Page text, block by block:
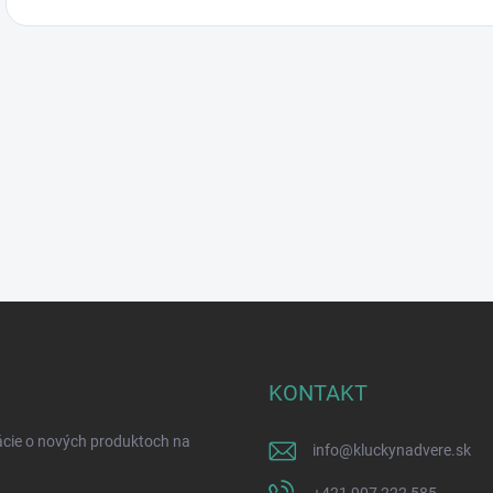
o nových produktoch na
KONTAKT
info@kluckynadvere.sk